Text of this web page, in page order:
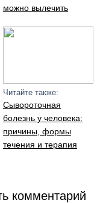
можно вылечить
Читайте также:
Сывороточная
болезнь у человека:
причины, формы
течения и терапия
комментарий